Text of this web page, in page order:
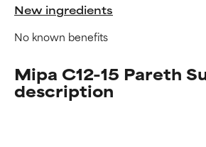
New ingredients
No known benefits
Mipa C12-15 Pareth
description